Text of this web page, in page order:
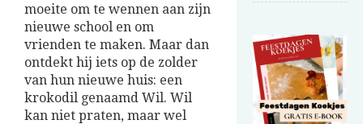
moeite om te wennen aan zijn
nieuwe school en om
vrienden te maken. Maar dan
ontdekt hij iets op de zolder
van hun nieuwe huis: een
krokodil genaamd Wil. Wil
kan niet praten, maar wel